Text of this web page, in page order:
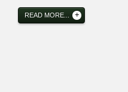
READ MORE...